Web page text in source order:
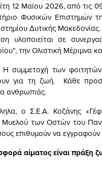
12 Μαϊου 2026, από τις
Φυσικών Επιστημών
Δυτικής Μακεδονίας.
υλοποιείται σε
την Ολιστική Μέριμνα
των φοιτητών
για τη ζωή. Κάθε
ανθρωπιάς.
ο Σ.Ε.Α. Κοζάνης
των Οστών του
επιθυμούν να
αίματος είναι πράξη